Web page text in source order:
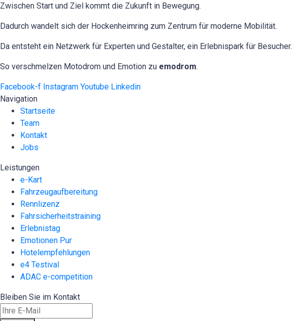
Zwischen Start und Ziel kommt die Zukunft in Bewegung.
Dadurch wandelt sich der Hockenheimring zum Zentrum für moderne Mobilität.
Da entsteht ein Netzwerk für Experten und Gestalter, ein Erlebnispark für Besucher.
So verschmelzen Motodrom und Emotion zu emodrom.
Facebook-f Instagram Youtube Linkedin
Navigation
Startseite
Team
Kontakt
Jobs
Leistungen
e-Kart
Fahrzeugaufbereitung
Rennlizenz
Fahrsicherheitstraining
Erlebnistag
Emotionen Pur
Hotelempfehlungen
e4 Testival
ADAC e-competition
Bleiben Sie im Kontakt